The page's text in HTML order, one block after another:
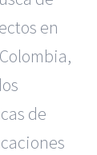
en
de